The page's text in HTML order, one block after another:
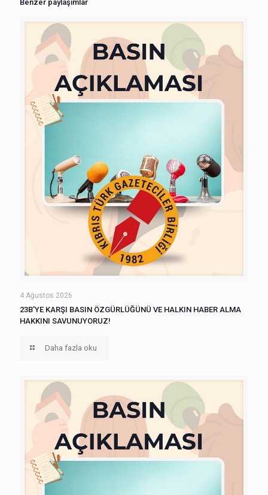
Benzer paylaşımlar
4 Ağustos 2026
23B’YE KARŞI BASIN ÖZGÜRLÜĞÜNÜ VE HALKIN HABER ALMA
HAKKINI SAVUNUYORUZ!
Daha fazla oku